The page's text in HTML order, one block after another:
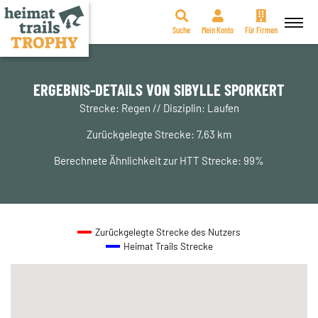
Zum
springen
Suche Mein Konto Für Firmen
ERGEBNIS-DETAILS VON SIBYLLE SPORKERT
Strecke: Regen // Disziplin: Laufen
Zurückgelegte Strecke: 7,63 km
Berechnete Ähnlichkeit zur HTT Strecke: 99%
Zurückgelegte Strecke des Nutzers
Heimat Trails Strecke